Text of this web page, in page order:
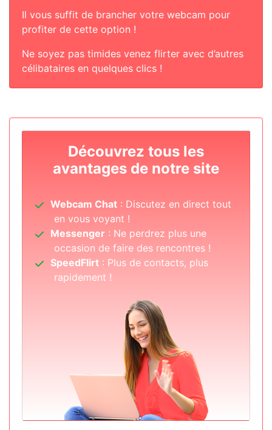
Il vous suffit de brancher votre webcam pour
profiter de cette option !
Ne soyez pas timides venez flirter avec d’autres
célibataires en quelques clics !
Découvrez tous les
avantages de notre site
Webcam Chat: Discutez en direct tout
en vous voyant !
Messenger: Ne perdrez plus une
occasion de faire des rencontres !
SpeedFlirt: Plus de contacts, plus
rapidement !